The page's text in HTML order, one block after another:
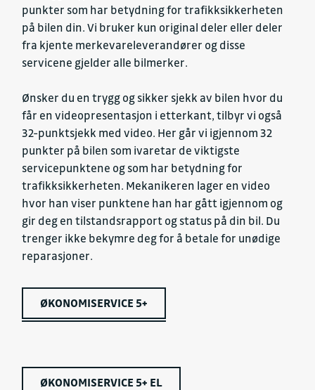
punkter som har betydning for trafikksikkerheten
på bilen din. Vi bruker kun original deler eller deler
fra kjente merkevareleverandører og disse
servicene gjelder alle bilmerker.
Ønsker du en trygg og sikker sjekk av bilen hvor du
får en videopresentasjon i etterkant, tilbyr vi også
32-punktsjekk med video. Her går vi igjennom 32
punkter på bilen som ivaretar de viktigste
servicepunktene og som har betydning for
trafikksikkerheten. Mekanikeren lager en video
hvor han viser punktene han har gått igjennom og
gir deg en tilstandsrapport og status på din bil. Du
trenger ikke bekymre deg for å betale for unødige
reparasjoner.
ØKONOMISERVICE 5+
ØKONOMISERVICE 5+ EL